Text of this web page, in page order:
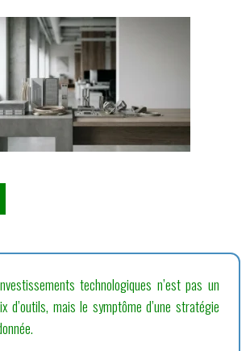
technologiques n’est pas un
d’outils, mais le symptôme d’une stratégie